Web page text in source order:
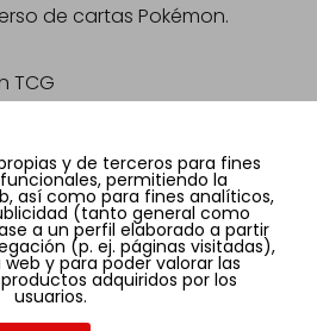
de cartas Pokémon.
TCG
Assortment, el
puede variar según
siempre el formato
y de terceros para fines
permitiendo la
así como para fines analíticos,
(tanto general como
a un perfil elaborado a partir
(p. ej. páginas visitadas),
y para poder valorar las
adquiridos por los
usuarios.